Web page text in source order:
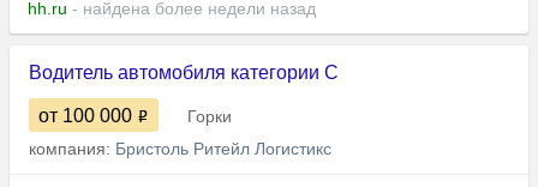
hh.ru - найдена более недели назад
Водитель автомобиля категории С
от 100 000
Горки
компания: Бристоль Ритейл Логистикс